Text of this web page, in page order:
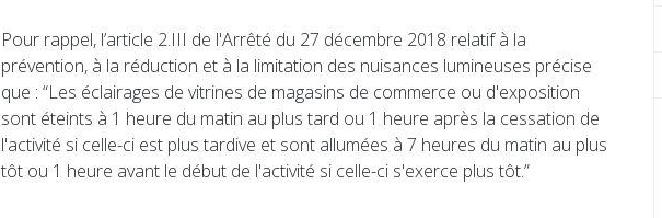
Pour rappel, l’article 2.III de l'Arrêté du 27 décembre 2018 relatif à la
prévention, à la réduction et à la limitation des nuisances lumineuses précise
que : “Les éclairages de vitrines de magasins de commerce ou d'exposition
sont éteints à 1 heure du matin au plus tard ou 1 heure après la cessation de
l'activité si celle-ci est plus tardive et sont allumées à 7 heures du matin au plus
tôt ou 1 heure avant le début de l'activité si celle-ci s'exerce plus tôt.”